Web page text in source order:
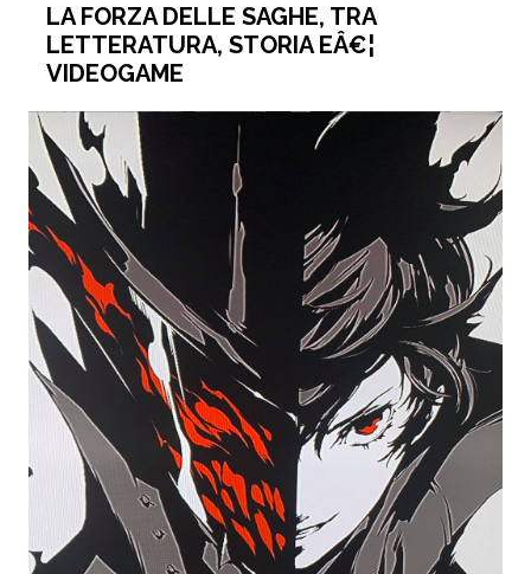
LA FORZA DELLE SAGHE, TRA
LETTERATURA, STORIA EÂ€¦
VIDEOGAME